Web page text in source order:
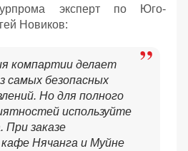
эксперт по Юго-
Новиков:
компартии делает
самых безопасных
Но для полного
используйте
При заказе
Нячанга и Муйне